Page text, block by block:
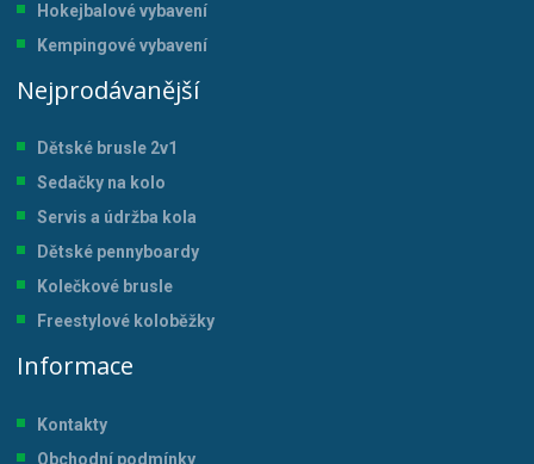
Hokejbalové vybavení
Kempingové vybavení
Nejprodávanější
Dětské brusle 2v1
Sedačky na kolo
Servis a údržba kola
Dětské pennyboardy
Kolečkové brusle
Freestylové koloběžky
Informace
Kontakty
Obchodní podmínky